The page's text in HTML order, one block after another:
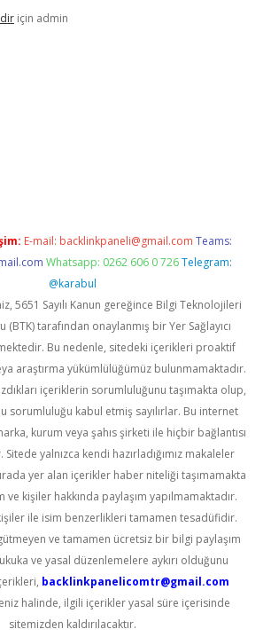
için admin
E-mail: backlinkpaneli@gmail.com Teams:
Whatsapp: 0262 606 0 726 Telegram:
@karabul
5651 Sayılı Kanun gereğince Bilgi Teknolojileri
tarafından onaylanmış bir Yer Sağlayıcı
Bu nedenle, sitedeki içerikleri proaktif
araştırma yükümlülüğümüz bulunmamaktadır.
içeriklerin sorumluluğunu taşımakta olup,
sorumluluğu kabul etmiş sayılırlar. Bu internet
kurum veya şahıs şirketi ile hiçbir bağlantısı
yalnızca kendi hazırladığımız makaleler
yer alan içerikler haber niteliği taşımamakta
kişiler hakkında paylaşım yapılmamaktadır.
ile isim benzerlikleri tamamen tesadüfidir.
ve tamamen ücretsiz bir bilgi paylaşım
ve yasal düzenlemelere aykırı olduğunu
backlinkpanelicomtr@gmail.com
halinde, ilgili içerikler yasal süre içerisinde
sitemizden kaldırılacaktır.